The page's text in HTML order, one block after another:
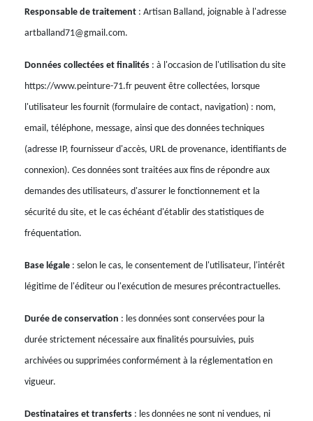
Responsable de traitement : Artisan Balland, joignable à l'adresse
artballand71@gmail.com.
Données collectées et finalités : à l'occasion de l'utilisation du site
https://www.peinture-71.fr peuvent être collectées, lorsque
l'utilisateur les fournit (formulaire de contact, navigation) : nom,
email, téléphone, message, ainsi que des données techniques
(adresse IP, fournisseur d'accès, URL de provenance, identifiants de
connexion). Ces données sont traitées aux fins de répondre aux
demandes des utilisateurs, d'assurer le fonctionnement et la
sécurité du site, et le cas échéant d'établir des statistiques de
fréquentation.
Base légale : selon le cas, le consentement de l'utilisateur, l'intérêt
légitime de l'éditeur ou l'exécution de mesures précontractuelles.
Durée de conservation : les données sont conservées pour la
durée strictement nécessaire aux finalités poursuivies, puis
archivées ou supprimées conformément à la réglementation en
vigueur.
Destinataires et transferts : les données ne sont ni vendues, ni